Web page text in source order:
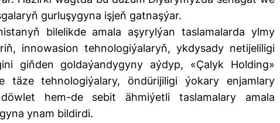
gurluşygyna işjeň gatnaşýar.
bilelikde amala aşyrylýan taslamalarda ylmy
innowasion tehnologiýalaryň, ykdysady netijeliligi
giňden goldaýandygyny aýdyp, «Çalyk Holding»
täze tehnologiýalary, öndürijiligi ýokary enjamlary
hem-de sebit ähmiýetli taslamalary amala
ynam bildirdi.